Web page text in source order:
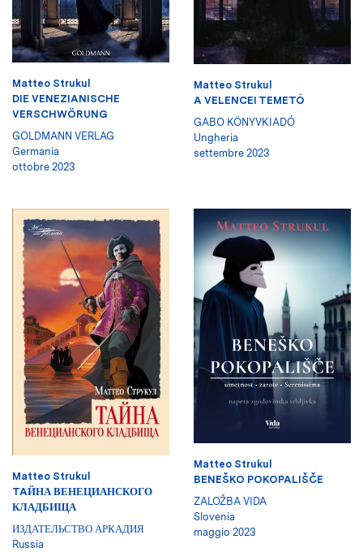
Matteo Strukul
DIE VENEZIANISCHE
VERSCHWÖRUNG
GOLDMANN VERLAG
Germania
ottobre 2023
Matteo Strukul
A VELENCEI TEMETŐ
GABO KÖNYVKIADÓ
Ungheria
settembre 2023
Matteo Strukul
TAЙНА ВЕНЕЦИАНСКОГО
КЛАДБИЩА
ИЗДАТЕЛЬСТВО АРКАДИЯ
Russia
Matteo Strukul
BENEŠKO POKOPALIŠČE
ZALOŽBA VIDA
Slovenia
maggio 2023